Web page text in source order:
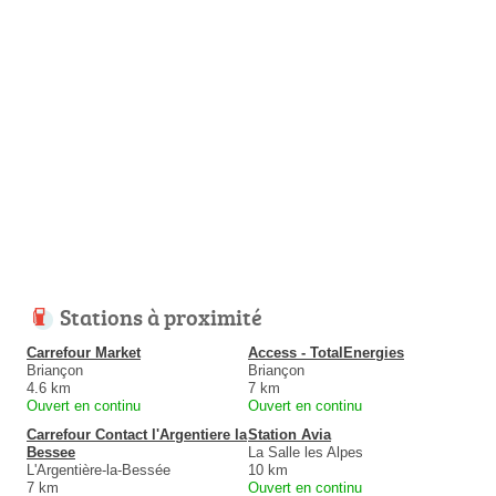
Stations à proximité
Carrefour Market
Briançon
4.6 km
Ouvert en continu
Access - TotalEnergies
Briançon
7 km
Ouvert en continu
Carrefour Contact l'Argentiere la
Bessee
L'Argentière-la-Bessée
7 km
Station Avia
La Salle les Alpes
10 km
Ouvert en continu